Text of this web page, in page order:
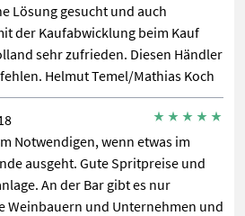
Lösung gesucht und auch
der Kaufabwicklung beim Kauf
sehr zufrieden. Diesen Händler
Helmut Temel/Mathias Koch
Notwendigen, wenn etwas im
ausgeht. Gute Spritpreise und
An der Bar gibt es nur
Weinbauern und Unternehmen und